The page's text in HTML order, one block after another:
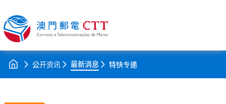
公开资讯 最新消息 特快专递